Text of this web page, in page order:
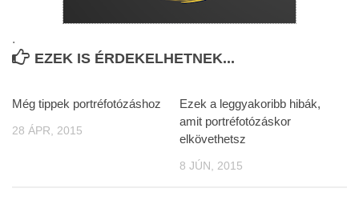
.
EZEK IS ÉRDEKELHETNEK...
Még tippek portréfotózáshoz
28 ÁPR, 2015
Ezek a leggyakoribb hibák,
amit portréfotózáskor
elkövethetsz
8 JÚN, 2015